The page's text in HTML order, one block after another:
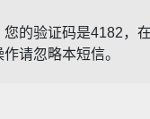
您的验证码是4182，
请忽略本短信。